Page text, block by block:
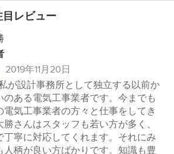
レビュー
2019年11月20日
が設計事務所として独立する以前か
のある電気工事業者です。今までも
電気工事業者の方々と仕事をしてき
勝さんはスタッフも若い方が多く、
丁寧に対応してくれます。それにみ
人柄が良い方ばかりです。知識も豊